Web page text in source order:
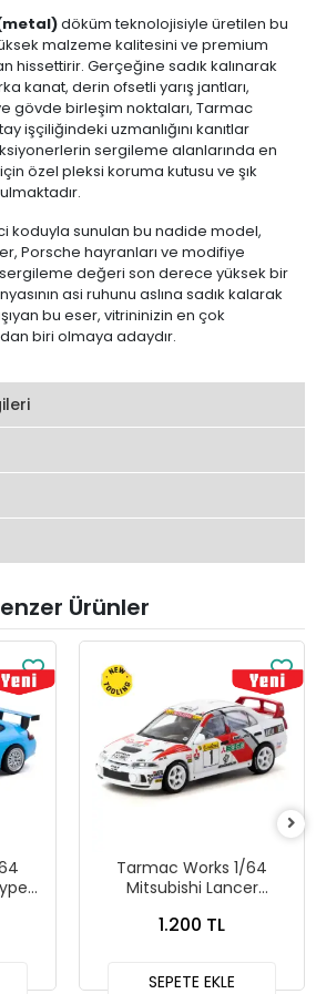
döküm teknolojisiyle üretilen bu
malzeme kalitesini ve premium
hissettirir. Gerçeğine sadık kalınarak
kanat, derin ofsetli yarış jantları,
gövde birleşim noktaları, Tarmac
işçiliğindeki uzmanlığını kanıtlar
sergileme alanlarında en
özel pleksi koruma kutusu ve şık
koduyla sunulan bu nadide model,
Porsche hayranları ve modifiye
değeri son derece yüksek bir
asi ruhunu aslına sadık kalarak
bu eser, vitrininizin en çok
biri olmaya adaydır.
Ürünler
Tarmac Works 1/64
Mitsubishi Lancer
Carlo 1997 T64G-076-
1.200 TL
SEPETE EKLE